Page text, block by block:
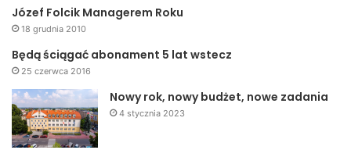
Józef Folcik Managerem Roku
18 grudnia 2010
Będą ściągać abonament 5 lat wstecz
25 czerwca 2016
Nowy rok, nowy budżet, nowe zadania
4 stycznia 2023